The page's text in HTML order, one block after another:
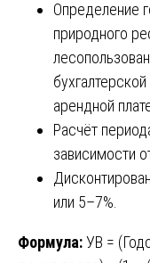
Определение
природного
арендной
Расчёт
зависимости
или 5–7%.
Формула:УВ =